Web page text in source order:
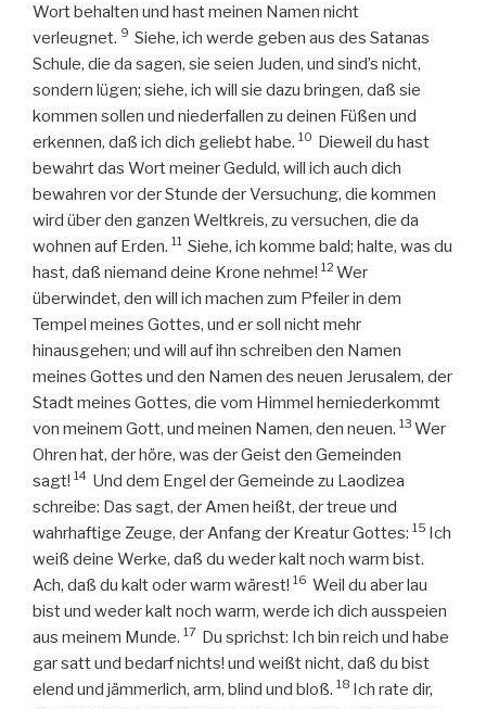
Wort behalten und hast meinen Namen nicht
verleugnet. 9 Siehe, ich werde geben aus des Satanas
Schule, die da sagen, sie seien Juden, und sind’s nicht,
sondern lügen; siehe, ich will sie dazu bringen, daß sie
kommen sollen und niederfallen zu deinen Füßen und
erkennen, daß ich dich geliebt habe. 10 Dieweil du hast
bewahrt das Wort meiner Geduld, will ich auch dich
bewahren vor der Stunde der Versuchung, die kommen
wird über den ganzen Weltkreis, zu versuchen, die da
wohnen auf Erden. 11 Siehe, ich komme bald; halte, was du
hast, daß niemand deine Krone nehme! 12 Wer
überwindet, den will ich machen zum Pfeiler in dem
Tempel meines Gottes, und er soll nicht mehr
hinausgehen; und will auf ihn schreiben den Namen
meines Gottes und den Namen des neuen Jerusalem, der
Stadt meines Gottes, die vom Himmel herniederkommt
von meinem Gott, und meinen Namen, den neuen. 13 Wer
Ohren hat, der höre, was der Geist den Gemeinden
sagt! 14 Und dem Engel der Gemeinde zu Laodizea
schreibe: Das sagt, der Amen heißt, der treue und
wahrhaftige Zeuge, der Anfang der Kreatur Gottes: 15 Ich
weiß deine Werke, daß du weder kalt noch warm bist.
Ach, daß du kalt oder warm wärest! 16 Weil du aber lau
bist und weder kalt noch warm, werde ich dich ausspeien
aus meinem Munde. 17 Du sprichst: Ich bin reich und habe
gar satt und bedarf nichts! und weißt nicht, daß du bist
elend und jämmerlich, arm, blind und bloß. 18 Ich rate dir,